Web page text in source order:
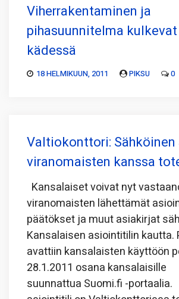
Viherrakentaminen ja
pihasuunnitelma
kädessä
18 HELMIKUUN, 2011 PIKSU 0
Valtiokonttori:
viranomaisten kanssa
Kansalaiset voivat nyt
viranomaisten lähettämät
päätökset ja muut asiakirjat
Kansalaisen asiointitilin kautta.
avattiin kansalaisten käyttöön
28.1.2011 osana kansalaisille
suunnattua Suomi.fi -